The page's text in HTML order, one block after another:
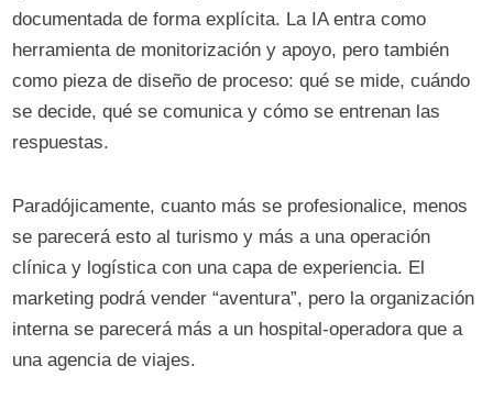
documentada de forma explícita. La IA entra como
herramienta de monitorización y apoyo, pero también
como pieza de diseño de proceso: qué se mide, cuándo
se decide, qué se comunica y cómo se entrenan las
respuestas.
Paradójicamente, cuanto más se profesionalice, menos
se parecerá esto al turismo y más a una operación
clínica y logística con una capa de experiencia. El
marketing podrá vender “aventura”, pero la organización
interna se parecerá más a un hospital-operadora que a
una agencia de viajes.